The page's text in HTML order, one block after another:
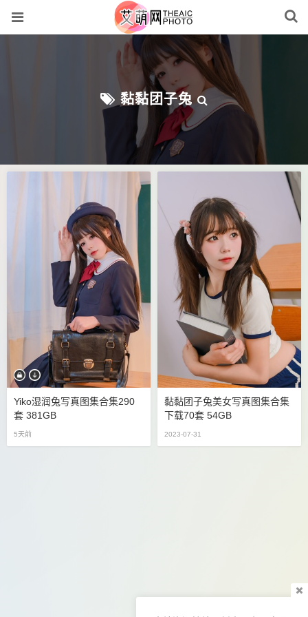
黏黏团子兔
Yiko湿润兔写真图集合集290
套 381GB
5天前
黏黏团子兔美女写真图集合集
下载70套 54GB
2023-07-31